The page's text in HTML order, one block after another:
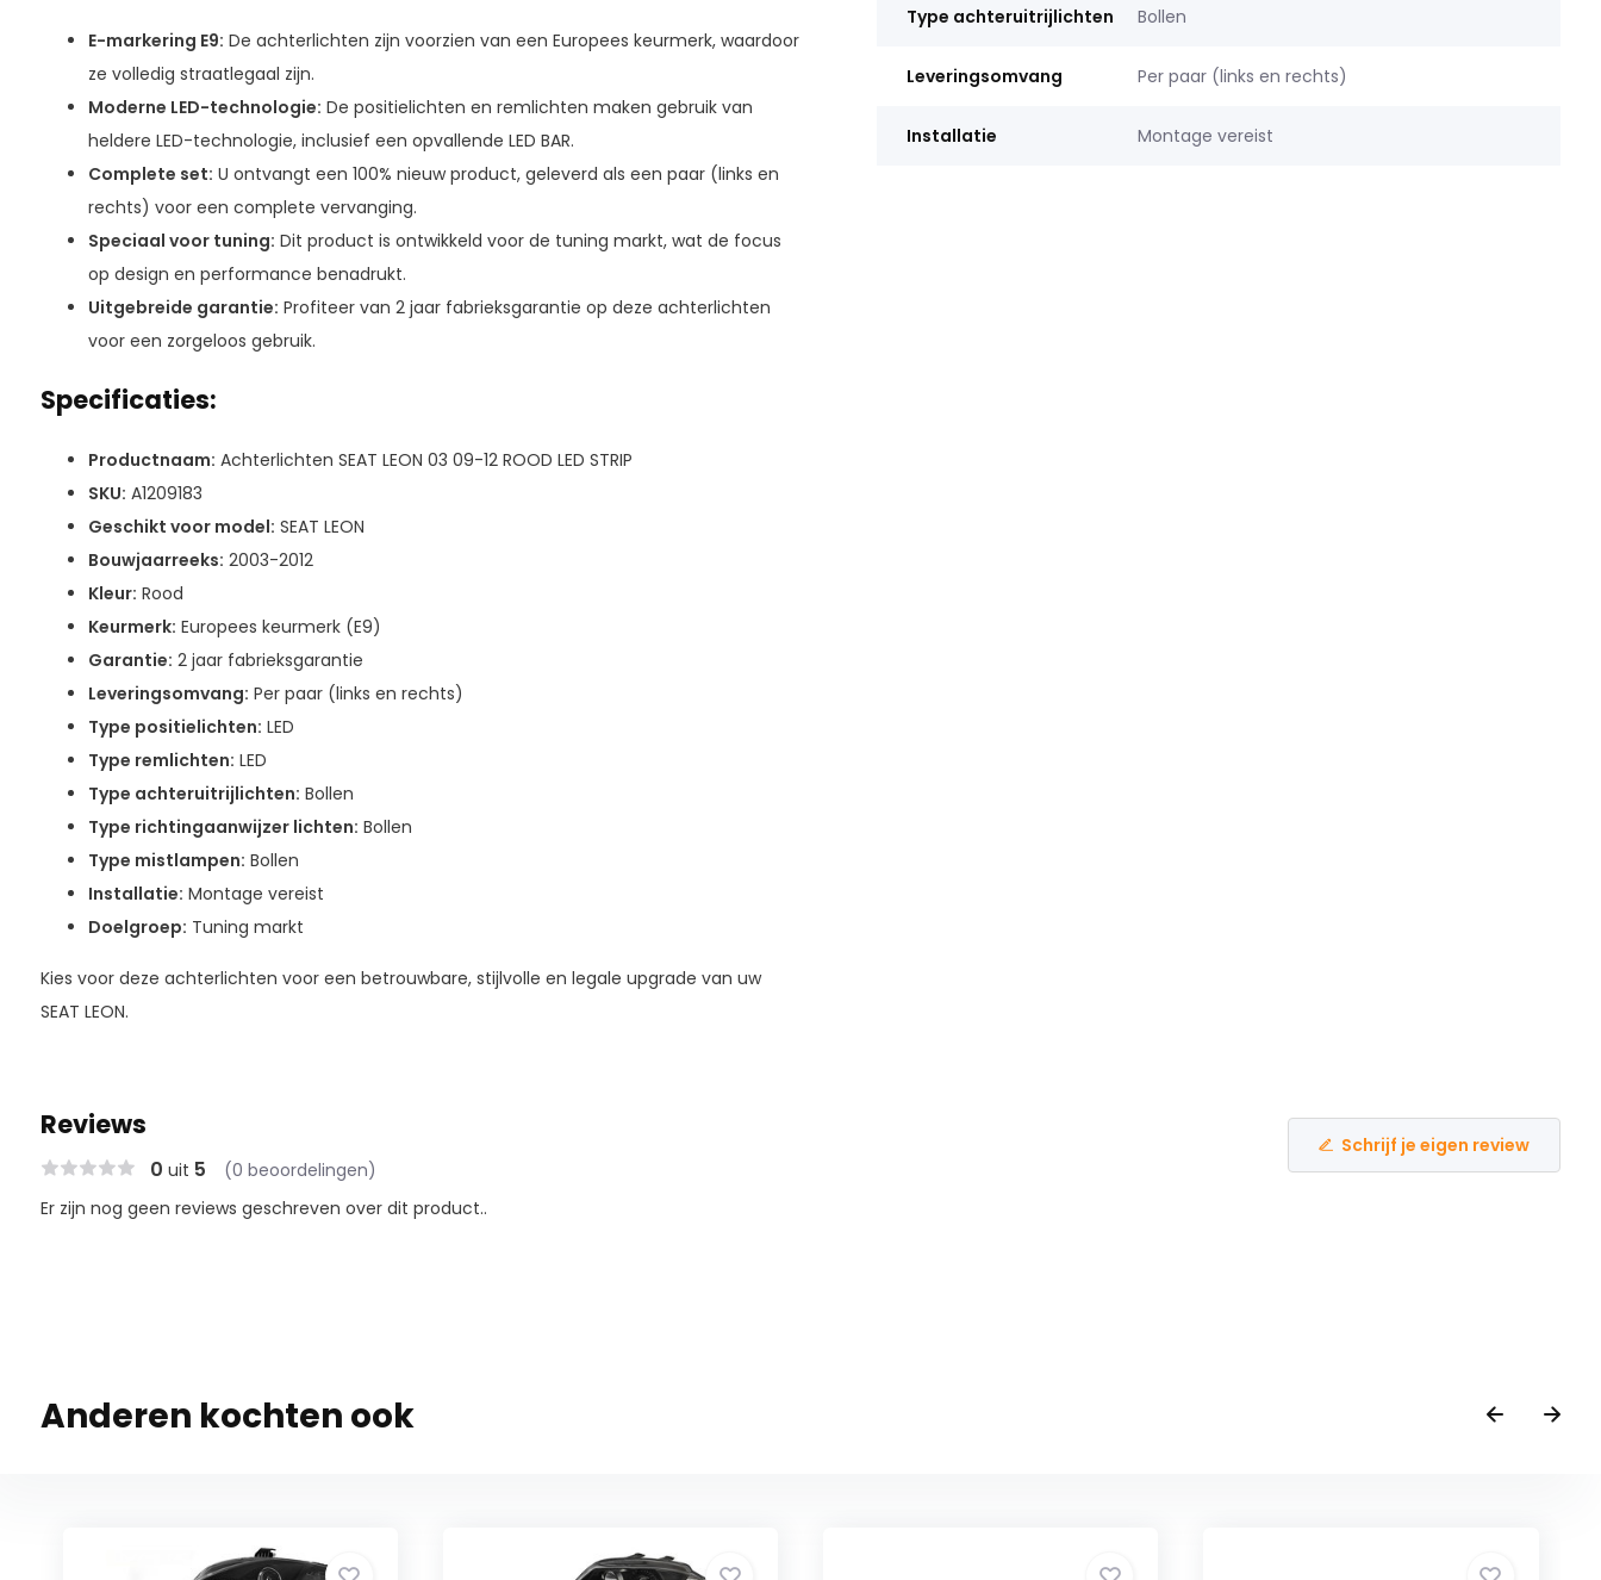
E-markering E9: De achterlichten zijn voorzien van een Europees keurmerk, waardoor
ze volledig straatlegaal zijn.
Moderne LED-technologie: De positielichten en remlichten maken gebruik van
heldere LED-technologie, inclusief een opvallende LED BAR.
Complete set: U ontvangt een 100% nieuw product, geleverd als een paar (links en
rechts) voor een complete vervanging.
Speciaal voor tuning: Dit product is ontwikkeld voor de tuning markt, wat de focus
op design en performance benadrukt.
Uitgebreide garantie: Profiteer van 2 jaar fabrieksgarantie op deze achterlichten
voor een zorgeloos gebruik.
Specificaties:
Productnaam: Achterlichten SEAT LEON 03 09-12 ROOD LED STRIP
SKU: A1209183
Geschikt voor model: SEAT LEON
Bouwjaarreeks: 2003-2012
Kleur: Rood
Keurmerk: Europees keurmerk (E9)
Garantie: 2 jaar fabrieksgarantie
Leveringsomvang: Per paar (links en rechts)
Type positielichten: LED
Type remlichten: LED
Type achteruitrijlichten: Bollen
Type richtingaanwijzer lichten: Bollen
Type mistlampen: Bollen
Installatie: Montage vereist
Doelgroep: Tuning markt
Kies voor deze achterlichten voor een betrouwbare, stijlvolle en legale upgrade van uw
SEAT LEON.
Type achteruitrijlichten Bollen
Leveringsomvang Per paar (links en rechts)
Installatie Montage vereist
Reviews
0 uit 5 (0 beoordelingen)
Schrijf je eigen review
Er zijn nog geen reviews geschreven over dit product..
Anderen kochten ook